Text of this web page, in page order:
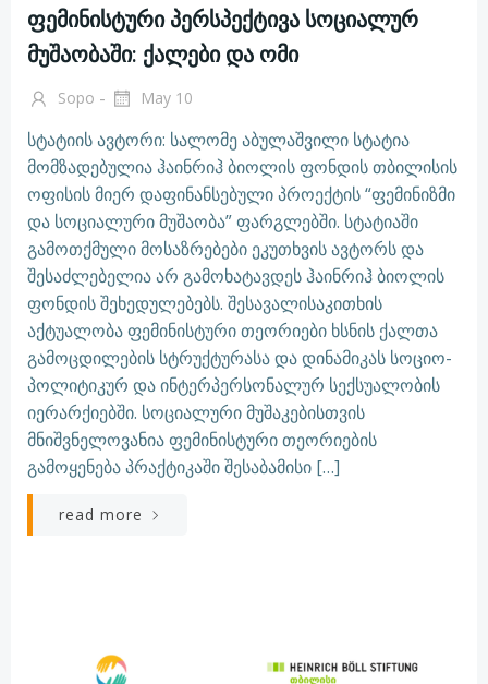
ფემინისტური პერსპექტივა სოციალურ
მუშაობაში: ქალები და ომი
Sopo - May 10
სტატიის ავტორი: სალომე აბულაშვილი სტატია
მომზადებულია ჰაინრიჰ ბიოლის ფონდის თბილისის
ოფისის მიერ დაფინანსებული პროექტის “ფემინიზმი
და სოციალური მუშაობა” ფარგლებში. სტატიაში
გამოთქმული მოსაზრებები ეკუთხვის ავტორს და
შესაძლებელია არ გამოხატავდეს ჰაინრიჰ ბიოლის
ფონდის შეხედულებებს. შესავალისაკითხის
აქტუალობა ფემინისტური თეორიები ხსნის ქალთა
გამოცდილების სტრუქტურასა და დინამიკას სოციო-
პოლიტიკურ და ინტერპერსონალურ სექსუალობის
იერარქიებში. სოციალური მუშაკებისთვის
მნიშვნელოვანია ფემინისტური თეორიების
გამოყენება პრაქტიკაში შესაბამისი […]
read more